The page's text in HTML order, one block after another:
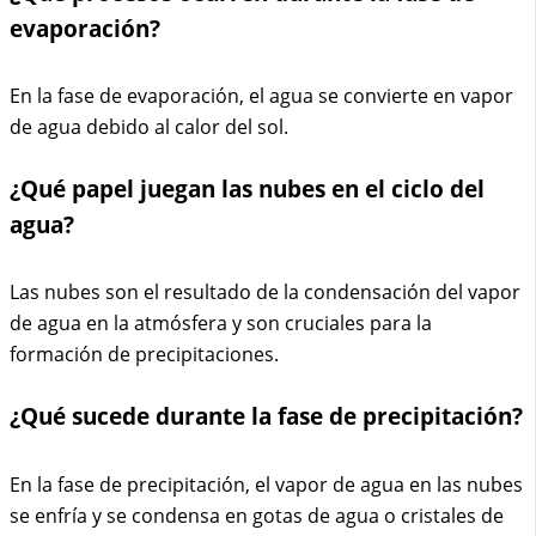
evaporación?
En la fase de evaporación, el agua se convierte en vapor
de agua debido al calor del sol.
¿Qué papel juegan las nubes en el ciclo del
agua?
Las nubes son el resultado de la condensación del vapor
de agua en la atmósfera y son cruciales para la
formación de precipitaciones.
¿Qué sucede durante la fase de precipitación?
En la fase de precipitación, el vapor de agua en las nubes
se enfría y se condensa en gotas de agua o cristales de